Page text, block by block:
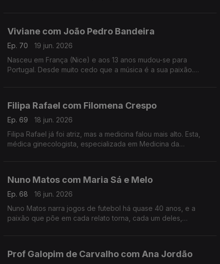
Viviane com João Pedro Bandeira
Ep. 70
19 jun. 2026
Nasceu em França (Nice) e aos 13 anos mudou-se para
Portugal. Desde muito cedo que a música é a sua paixão.
Filipa Rafael com Filomena Crespo
Ep. 69
18 jun. 2026
Filipa Rafael já foi atriz, mas a medicina falou mais alto. Esta,
médica ginecologista, especializada em Medicina da
Nuno Matos com Maria Sá e Melo
Ep. 68
16 jun. 2026
Nuno Matos narra jogos de futebol há quase 40 anos, e a
paixão que põe em cada relato torna, cada um deles,
Prof Galopim de Carvalho com Ana Jordão